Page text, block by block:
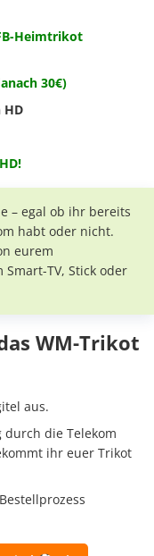
Heimtrikot
30€)
HD
– egal ob ihr bereits
habt oder nicht.
eurem
TV, Stick oder
WM-Trikot
aus.
die Telekom
ihr euer Trikot